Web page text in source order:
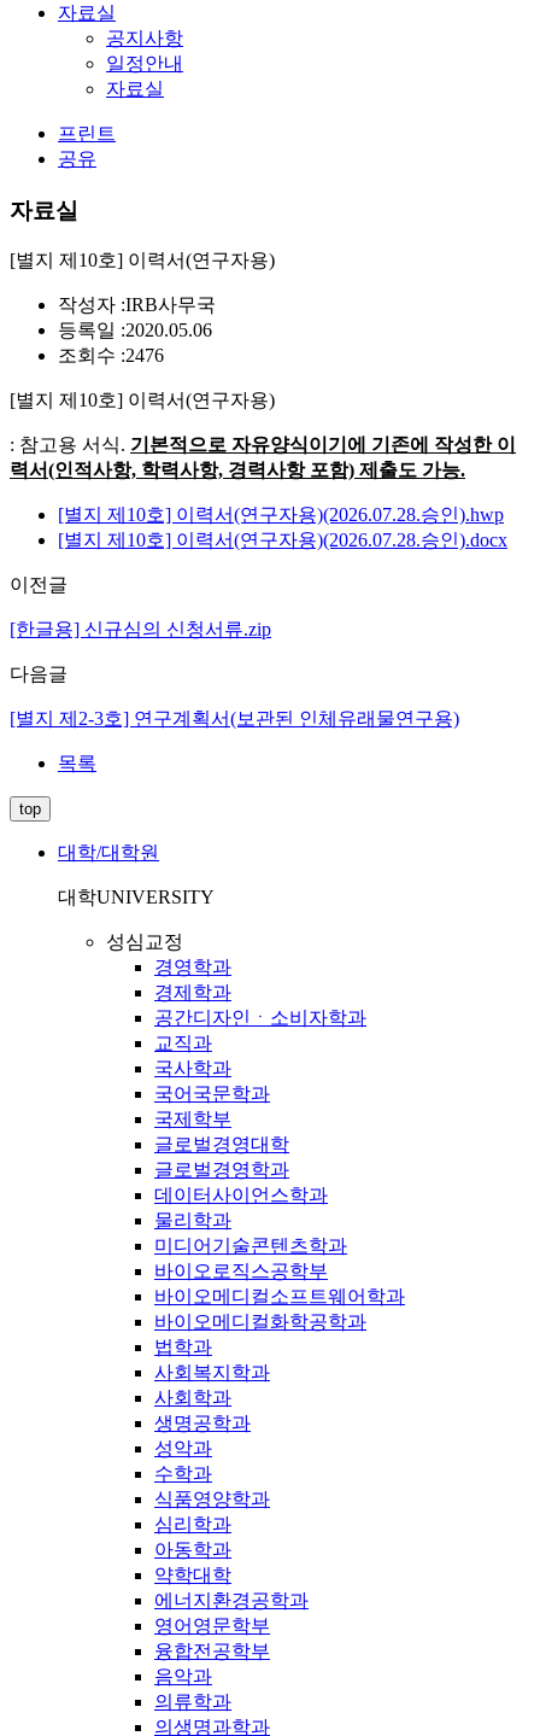
자료실
공지사항
일정안내
자료실
프린트
공유
자료실
[별지 제10호] 이력서(연구자용)
작성자 :IRB사무국
등록일 :2020.05.06
조회수 :2476
[별지 제10호] 이력서(연구자용)
: 참고용 서식. 기본적으로 자유양식이기에 기존에 작성한 이
력서(인적사항, 학력사항, 경력사항 포함) 제출도 가능.
[별지 제10호] 이력서(연구자용)(2026.07.28.승인).hwp
[별지 제10호] 이력서(연구자용)(2026.07.28.승인).docx
이전글
[한글용] 신규심의 신청서류.zip
다음글
[별지 제2-3호] 연구계획서(보관된 인체유래물연구용)
목록
top
대학/대학원
대학UNIVERSITY
성심교정
경영학과
경제학과
공간디자인ㆍ소비자학과
교직과
국사학과
국어국문학과
국제학부
글로벌경영대학
글로벌경영학과
데이터사이언스학과
물리학과
미디어기술콘텐츠학과
바이오로직스공학부
바이오메디컬소프트웨어학과
바이오메디컬화학공학과
법학과
사회복지학과
사회학과
생명공학과
성악과
수학과
식품영양학과
심리학과
아동학과
약학대학
에너지환경공학과
영어영문학부
융합전공학부
음악과
의류학과
의생명과학과